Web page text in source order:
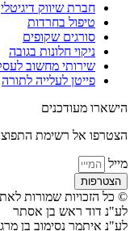
חברת שיווק דיגיטלי
טיפול בחרדות
סורגים שקופים
ניקוי חלונות בגובה
שירותי מחשוב
פייטן לעלייה לתורה
הישארו מעודכנים
הצטרפו אל רשימת
מייל
הצטרפות
© כל הזכויות שמורות
לע"נ דוד ראש בן אסתר
לע"נ איתמר נסימוב בן